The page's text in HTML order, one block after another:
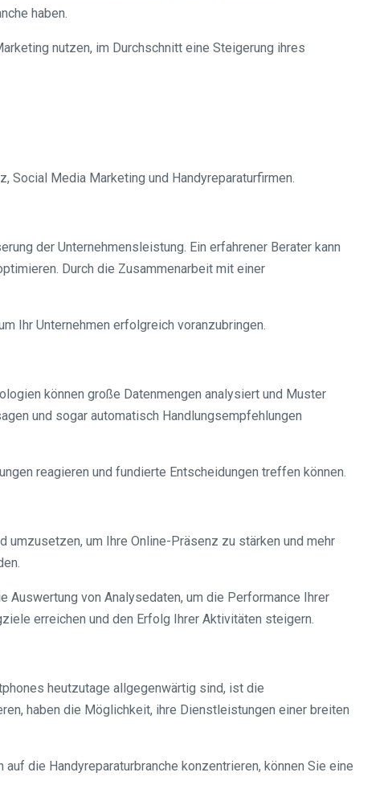
haben.
nutzen, im Durchschnitt eine Steigerung ihres
Social Media Marketing und Handyreparaturfirmen.
der Unternehmensleistung. Ein erfahrener Berater kann
Durch die Zusammenarbeit mit einer
Ihr Unternehmen erfolgreich voranzubringen.
können große Datenmengen analysiert und Muster
und sogar automatisch Handlungsempfehlungen
reagieren und fundierte Entscheidungen treffen können.
um Ihre Online-Präsenz zu stärken und mehr
Auswertung von Analysedaten, um die Performance Ihrer
erreichen und den Erfolg Ihrer Aktivitäten steigern.
heutzutage allgegenwärtig sind, ist die
haben die Möglichkeit, ihre Dienstleistungen einer breiten
die Handyreparaturbranche konzentrieren, können Sie eine